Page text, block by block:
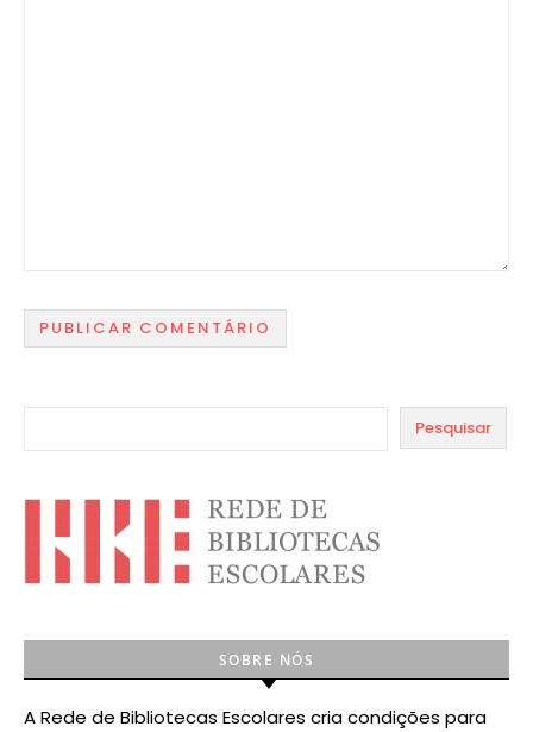
Pesquisar
SOBRE NÓS
A Rede de Bibliotecas Escolares cria condições para